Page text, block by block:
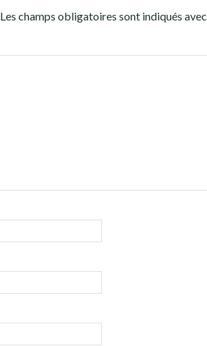
Les champs obligatoires sont indiqués avec